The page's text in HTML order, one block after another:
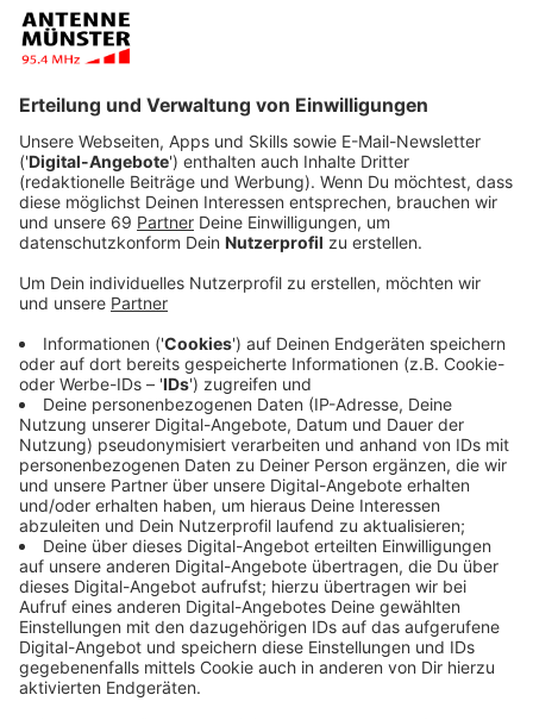
sagte der Minister, aber die SPD habe keine anderen
Sorgen, als möglichst live informiert werden zu wollen.
Zum Vorgehen der Polizei während der Geiselnahme
äußerte sich Biesenbach positiv: "Schulmäßig, sagt
Die SPD hatte im Vorfeld auch gefordert, dass die
Landesregierung in der Sitzung auch die Frage
beantworten soll, "ob der bauliche Zustand der
Justizvollzugsanstalt Münster die Geiselnahme
begünstigt hat". Über einen Neubau wird seit langem
gestritten. Auch zu diesem Thema bezog Biesenbach
Stellung: Der bauliche Zustand des Gefängnisses habe
die Geiselnahme nicht begünstigt. Der B-Flügel, in dem
die Geiselnahme stattfand, sei saniert, sagte
Biesenbach. «Der Rest ist Schrottimmobilie.» Diesen
Zustand habe aber vor allem sein Vorgänger Thomas
Kutschaty (SPD) zu verantworten. «Deshalb muss
jetzt eine neue Anstalt gebaut werden.»
Anzeige
Infos zur Geiselnahme
Anzeige